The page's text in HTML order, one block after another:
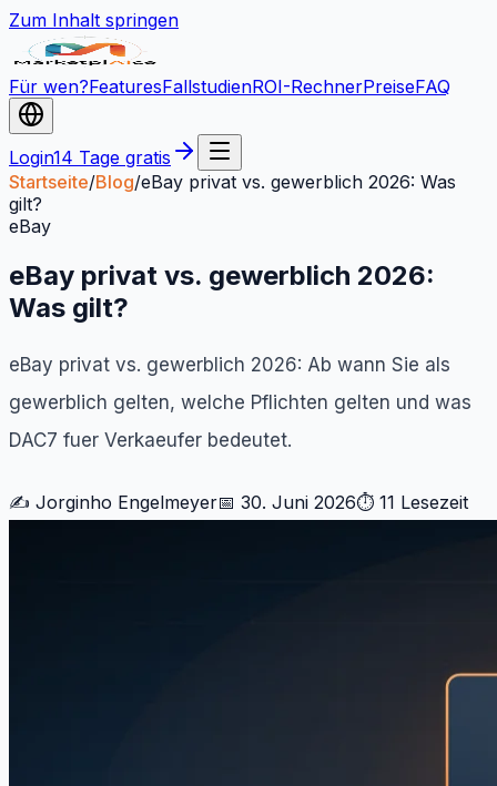
Zum Inhalt springen
Für wen?FeaturesFallstudienROI-RechnerPreiseFAQ
Login14 Tage gratis
Startseite/Blog/eBay privat vs. gewerblich 2026: Was
gilt?
eBay
eBay privat vs. gewerblich 2026:
Was gilt?
eBay privat vs. gewerblich 2026: Ab wann Sie als
gewerblich gelten, welche Pflichten gelten und was
DAC7 fuer Verkaeufer bedeutet.
✍️ Jorginho Engelmeyer📅 30. Juni 2026⏱ 11 Lesezeit